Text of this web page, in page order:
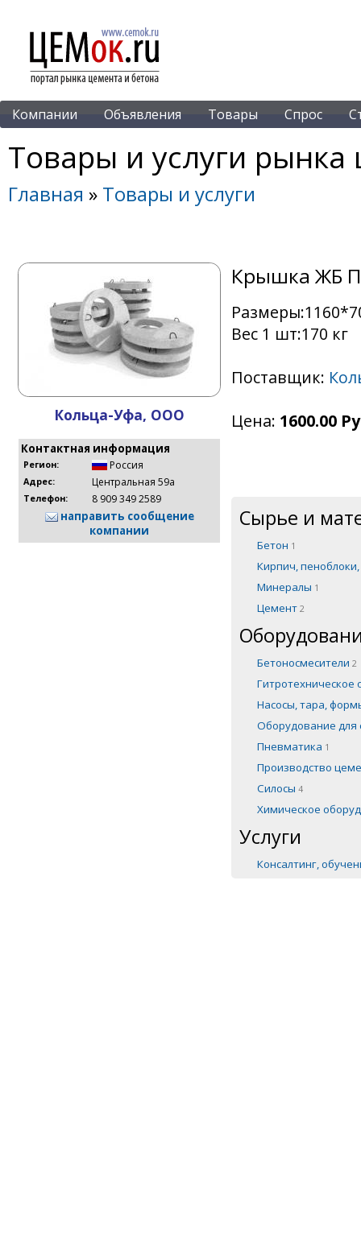
Компании Объявления Товары Спрос
Товары и услуги рынка
Главная » Товары и услуги
Кольца-Уфа, ООО
Контактная информация
Регион: Россия
Адрес: Центральная 59а
Телефон: 8 909 349 2589
направить сообщение
компании
Крышка ЖБ
Вес 1 шт:170 кг
Поставщик:
Цена: 1600.00
Сырье и
Бетон 1
Кирпич,
Минералы 1
Цемент 2
Бетоносмесители 2
Насосы, тара,
Оборудование для
Пневматика 1
Производство
Силосы 4
Химическое
Услуги
Консалтинг,